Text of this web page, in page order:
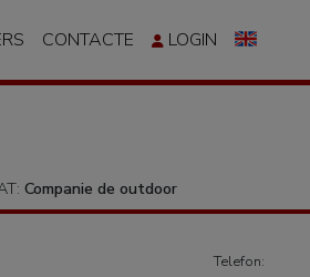
CONTACTE LOGIN
Companie de outdoor
Telefon: